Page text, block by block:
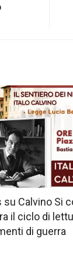
su Calvino Si
il ciclo di
di guerra